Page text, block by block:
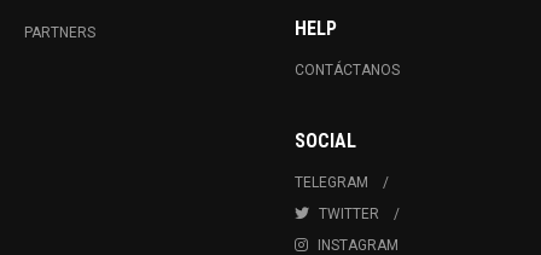
PARTNERS HELP
CONTÁCTANOS
SOCIAL
TELEGRAM
TWITTER
INSTAGRAM